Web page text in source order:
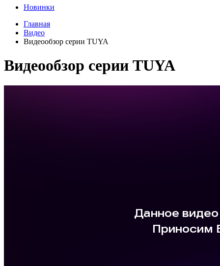
Новинки
Главная
Видео
Видеообзор серии TUYA
Видеообзор серии TUYA